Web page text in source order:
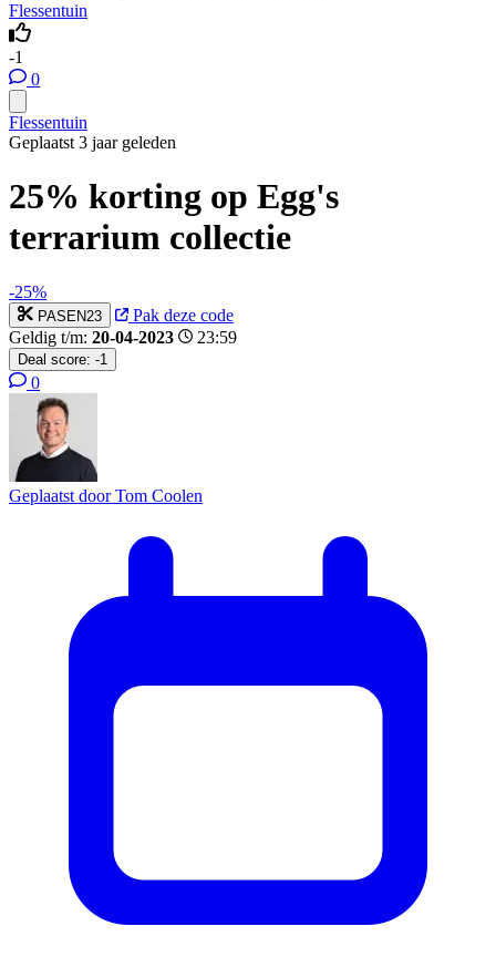
Flessentuin
-1
0
Flessentuin
Geplaatst 3 jaar geleden
25% korting op Egg's
terrarium collectie
-25%
PASEN23
Pak deze code
Geldig t/m: 20-04-2023 23:59
Deal score: -1
0
Geplaatst doorTom Coolen